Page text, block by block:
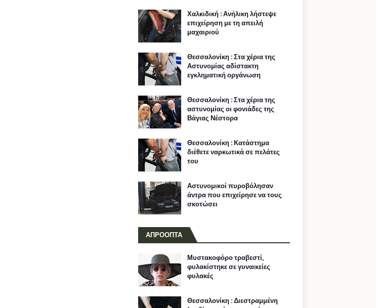
Χαλκιδική : Ανήλικη λήστεψε
επιχείρηση με τη απειλή
μαχαιριού
Θεσσαλονίκη : Στα χέρια της
Αστυνομίας αδίστακτη
εγκληματική οργάνωση
Θεσσαλονίκη : Στα χέρια της
αστυνομίας οι φονιάδες της
Βάγιας Νέστορα
Θεσσαλονίκη : Κατάστημα
διέθετε ναρκωτικά σε πελάτες
του
Αστυνομικοί πυροβόλησαν
άντρα που επιχείρησε να τους
σκοτώσει
ΑΠΡΟΟΠΤΑ
Μυστακοφόρο τραβεστί,
φυλακίστηκε σε γυναικείες
φυλακές
Θεσσαλονίκη : Διεστραμμένη